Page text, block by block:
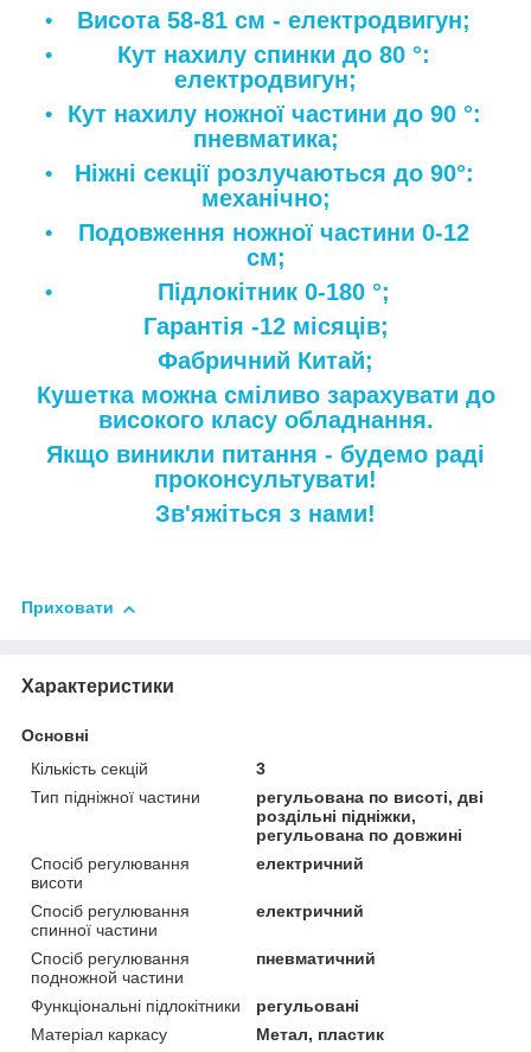
Висота 58-81 см - електродвигун;
Кут нахилу спинки до 80 °:
електродвигун;
Кут нахилу ножної частини до 90 °:
пневматика;
Ніжні секції розлучаються до 90°:
механічно;
Подовження ножної частини 0-12
см;
Підлокітник 0-180 °;
Гарантія -12 місяців;
Фабричний Китай;
Кушетка можна сміливо зарахувати до
високого класу обладнання.
Якщо виникли питання - будемо раді
проконсультувати!
Зв'яжіться з нами!
Приховати
Характеристики
Основні
Кількість секцій
3
Тип підніжної частини
регульована по висоті, дві
роздільні підніжки,
регульована по довжині
Спосіб регулювання
висоти
електричний
Спосіб регулювання
спинної частини
електричний
Спосіб регулювання
подножной частини
пневматичний
Функціональні підлокітники
регульовані
Матеріал каркасу
Метал, пластик